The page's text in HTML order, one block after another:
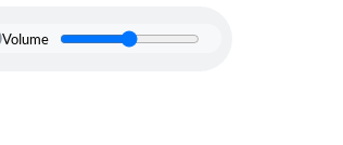
Volume